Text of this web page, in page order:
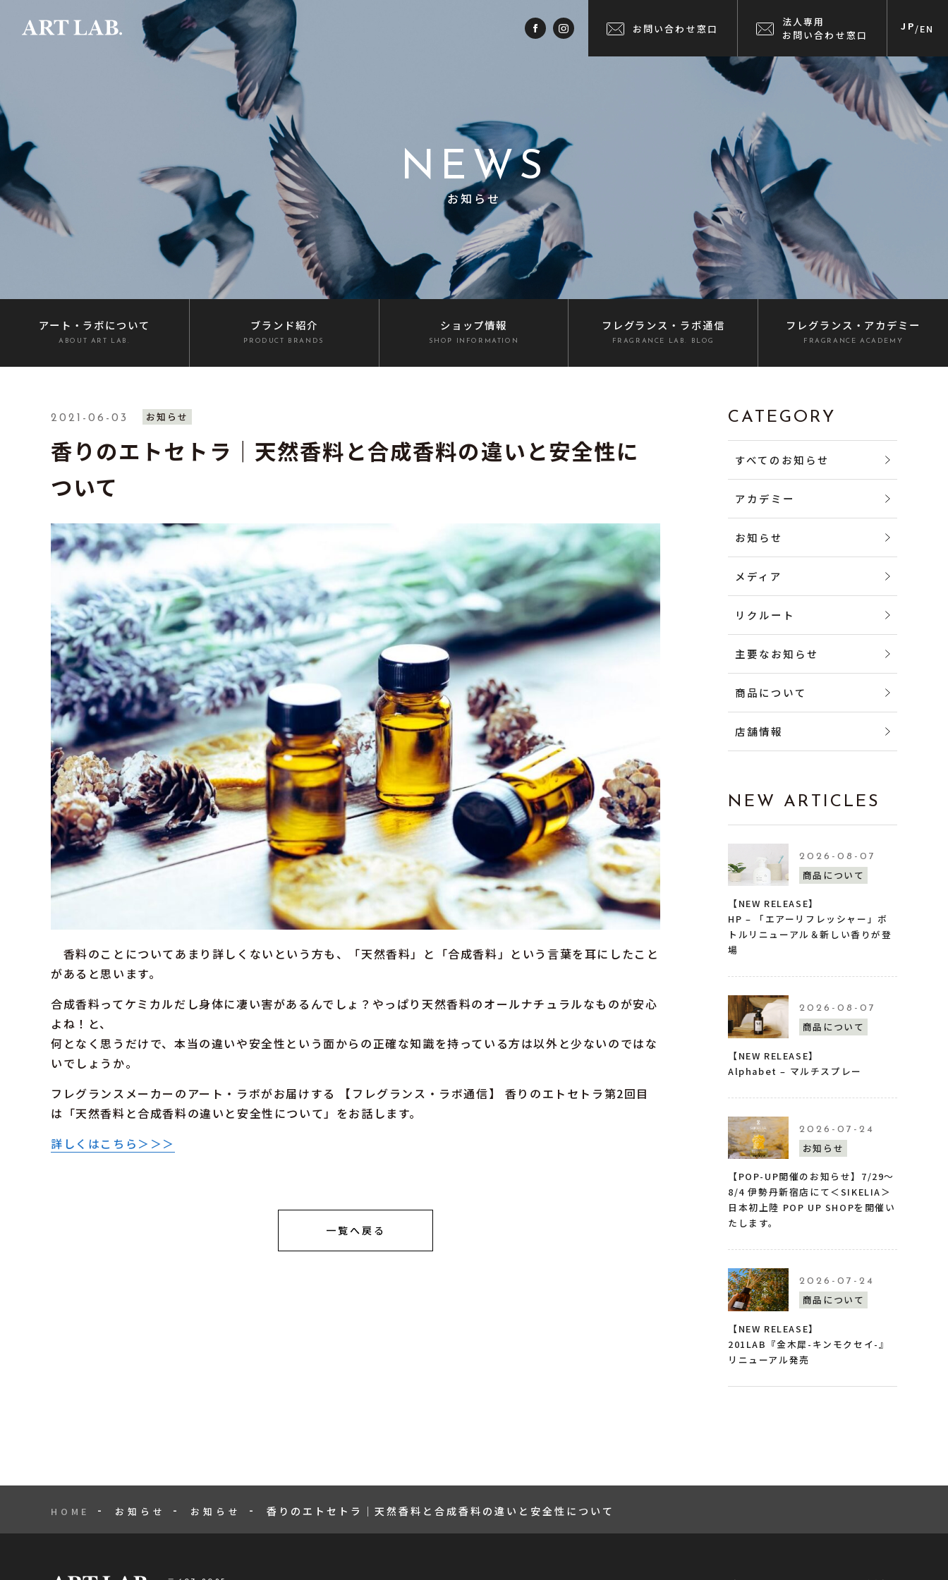
お問い合わせ窓口
法人専用
お問い合わせ窓口
JP/EN
NEWS
お知らせ
アート・ラボについて
ABOUT ART LAB.
ブランド紹介
PRODUCT BRANDS
ショップ情報
SHOP INFORMATION
フレグランス ・ラボ通信
FRAGRANCE LAB. BLOG
フレグランス ・アカデミー
FRAGRANCE ACADEMY
2021-06-03 お知らせ
香りのエトセトラ｜天然香料と合成香料の違いと安全性に
ついて
香料のことについてあまり詳しくないという方も、「天然香料」と「合成香料」という言葉を耳にしたこと
があると思います。
合成香料ってケミカルだし身体に凄い害があるんでしょ？やっぱり天然香料のオールナチュラルなものが安心
よね！と、
何となく思うだけで、本当の違いや安全性という面からの正確な知識を持っている方は以外と少ないのではな
いでしょうか。
フレグランスメーカーのアート・ラボがお届けする 【フレグランス・ラボ通信】 香りのエトセトラ第2回目
は「天然香料と合成香料の違いと安全性について」をお話します。
詳しくはこちら＞＞＞
一覧へ戻る
CATEGORY
すべてのお知らせ
アカデミー
お知らせ
メディア
リクルート
主要なお知らせ
商品について
店舗情報
NEW ARTICLES
2026-08-07
商品について
【NEW RELEASE】
HP – 「エアーリフレッシャー」ボ
トルリニューアル＆新しい香りが登
場
2026-08-07
商品について
【NEW RELEASE】
Alphabet – マルチスプレー
2026-07-24
お知らせ
【POP-UP開催のお知らせ】7/29〜
8/4 伊勢丹新宿店にて＜SIKELIA＞
日本初上陸 POP UP SHOPを開催い
たします。
2026-07-24
商品について
【NEW RELEASE】
201LAB『金木犀-キンモクセイ-』
リニューアル発売
HOME お知らせ お知らせ 香りのエトセトラ｜天然香料と合成香料の違いと安全性について